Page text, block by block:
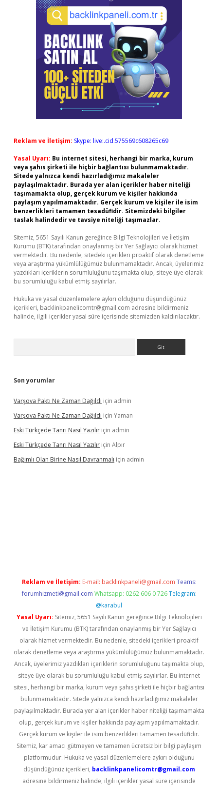
Reklam ve İletişim: Skype: live:.cid.575569c608265c69
Yasal Uyarı: Bu internet sitesi, herhangi bir marka, kurum
veya şahıs şirketi ile hiçbir bağlantısı bulunmamaktadır.
Sitede yalnızca kendi hazırladığımız makaleler
paylaşılmaktadır. Burada yer alan içerikler haber niteliği
taşımamakta olup, gerçek kurum ve kişiler hakkında
paylaşım yapılmamaktadır. Gerçek kurum ve kişiler ile isim
benzerlikleri tamamen tesadüfidir. Sitemizdeki bilgiler
taslak halindedir ve tavsiye niteliği taşımazlar.
Sitemiz, 5651 Sayılı Kanun gereğince Bilgi Teknolojileri ve İletişim
Kurumu (BTK) tarafından onaylanmış bir Yer Sağlayıcı olarak hizmet
vermektedir. Bu nedenle, sitedeki içerikleri proaktif olarak denetleme
veya araştırma yükümlülüğümüz bulunmamaktadır. Ancak, üyelerimiz
yazdıkları içeriklerin sorumluluğunu taşımakta olup, siteye üye olarak
bu sorumluluğu kabul etmiş sayılırlar.
Hukuka ve yasal düzenlemelere aykırı olduğunu düşündüğünüz
içerikleri, backlinkpanelicomtr@gmail.com adresine bildirmeniz
halinde, ilgili içerikler yasal süre içerisinde sitemizden kaldırılacaktır.
Son yorumlar
Varşova Paktı Ne Zaman Dağıldı için admin
Varşova Paktı Ne Zaman Dağıldı için Yaman
Eski Türkçede Tanrı Nasıl Yazılır için admin
Eski Türkçede Tanrı Nasıl Yazılır için Alpır
Bağımlı Olan Birine Nasıl Davranmalı için admin
Reklam ve İletişim: E-mail: backlinkpaneli@gmail.com Teams:
forumhizmeti@gmail.com Whatsapp: 0262 606 0 726 Telegram:
@karabul
Yasal Uyarı: Sitemiz, 5651 Sayılı Kanun gereğince Bilgi Teknolojileri
ve İletişim Kurumu (BTK) tarafından onaylanmış bir Yer Sağlayıcı
olarak hizmet vermektedir. Bu nedenle, sitedeki içerikleri proaktif
olarak denetleme veya araştırma yükümlülüğümüz bulunmamaktadır.
Ancak, üyelerimiz yazdıkları içeriklerin sorumluluğunu taşımakta olup,
siteye üye olarak bu sorumluluğu kabul etmiş sayılırlar. Bu internet
sitesi, herhangi bir marka, kurum veya şahıs şirketi ile hiçbir bağlantısı
bulunmamaktadır. Sitede yalnızca kendi hazırladığımız makaleler
paylaşılmaktadır. Burada yer alan içerikler haber niteliği taşımamakta
olup, gerçek kurum ve kişiler hakkında paylaşım yapılmamaktadır.
Gerçek kurum ve kişiler ile isim benzerlikleri tamamen tesadüfidir.
Sitemiz, kar amacı gütmeyen ve tamamen ücretsiz bir bilgi paylaşım
platformudur. Hukuka ve yasal düzenlemelere aykırı olduğunu
düşündüğünüz içerikleri, backlinkpanelicomtr@gmail.com
adresine bildirmeniz halinde, ilgili içerikler yasal süre içerisinde